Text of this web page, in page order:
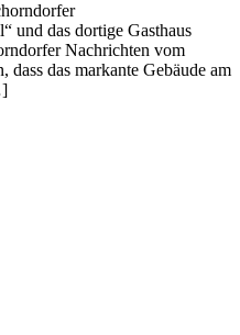
und das dortige Gasthaus
Nachrichten vom
dass das markante Gebäude am